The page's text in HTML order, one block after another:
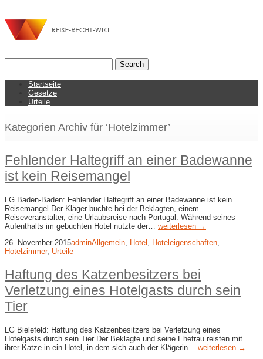
Startseite
Gesetze
Urteile
Kategorien Archiv für ‘Hotelzimmer’
Fehlender Haltegriff an einer Badewanne
ist kein Reisemangel
LG Baden-Baden: Fehlender Haltegriff an einer Badewanne ist kein
Reisemangel Der Kläger buchte bei der Beklagten, einem
Reiseveranstalter, eine Urlaubsreise nach Portugal. Während seines
Aufenthalts im gebuchten Hotel nutzte der… weiterlesen →
26. November 2015adminAllgemein, Hotel , Hoteleigenschaften,
Hotelzimmer, Urteile
Haftung des Katzenbesitzers bei
Verletzung eines Hotelgasts durch sein
Tier
LG Bielefeld: Haftung des Katzenbesitzers bei Verletzung eines
Hotelgasts durch sein Tier Der Beklagte und seine Ehefrau reisten mit
ihrer Katze in ein Hotel, in dem sich auch der Klägerin… weiterlesen →